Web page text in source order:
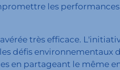
les
très efficace.
défis environnementaux
en partageant le même